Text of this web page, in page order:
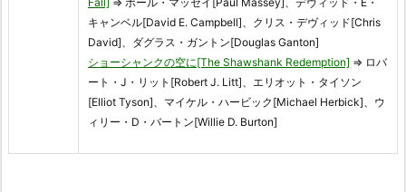
キャンベル[David E. Campbell]、クリス・デヴィッド[Chris
David]、ダグラス・ガントン[Douglas Ganton]
ショーシャンクの空に[The Shawshank Redemption] ⇒ ロバ
ート・J・リット[Robert J. Litt]、エリオット・タイソン
[Elliot Tyson]、マイケル・ハービック[Michael Herbick]、ウ
ィリー・D・バートン[Willie D. Burton]